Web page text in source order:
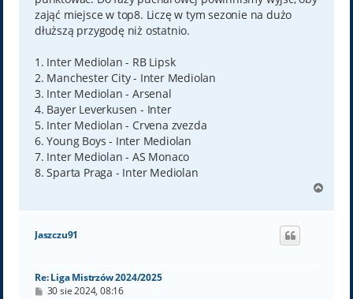
zająć miejsce w top8. Liczę w tym sezonie na dużo
dłuższą przygodę niż ostatnio.
1. Inter Mediolan - RB Lipsk
2. Manchester City - Inter Mediolan
3. Inter Mediolan - Arsenal
4. Bayer Leverkusen - Inter
5. Inter Mediolan - Crvena zvezda
6. Young Boys - Inter Mediolan
7. Inter Mediolan - AS Monaco
8. Sparta Praga - Inter Mediolan
g
Jaszczu91
Re: Liga Mistrzów 2024/2025
P30 sie 2024, 08:16